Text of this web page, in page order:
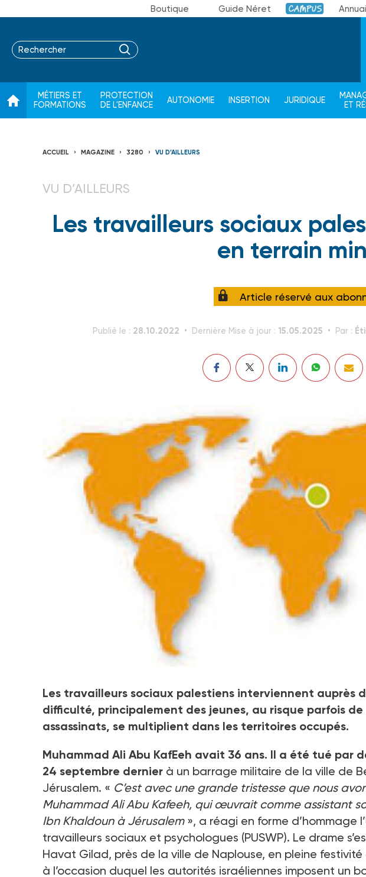
Boutique Guide Néret Campus
MÉTIERS ET
FORMATIONS
PROTECTION
DE L'ENFANCE
AUTONOMIE INSERTION JURIDIQUE
ET
ACCUEIL MAGAZINE 3280 VU D’AILLEURS
VU D’AILLEURS
Les travailleurs sociaux
en terrain
Article réservé aux
Publié le : 28.10.2022 Dernière Mise à jour : 15.05.2025 Par :
Les travailleurs sociaux palestiens interviennent auprès
difficulté, principalement des jeunes, au risque parfois
assassinats, se multiplient dans les territoires occupés.
Muhammad Ali Abu KafEeh avait 36 ans. Il a été tué par
24 septembre dernier à un barrage militaire de la ville de
Jérusalem. « C’est avec une grande tristesse que nous
Muhammad Ali Abu Kafeeh, qui œuvrait comme assistant
Ibn Khaldoun à Jérusalem», a réagi en forme d’hommage
travailleurs sociaux et psychologues (PUSWP). Le drame
Havat Gilad, près de la ville de Naplouse, en pleine
à l’occasion duquel les autorités israéliennes imposent un